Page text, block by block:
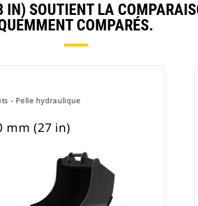
SOUTIENT LA
COMPARÉS.
- Pelle hydraulique
mm (27 in)